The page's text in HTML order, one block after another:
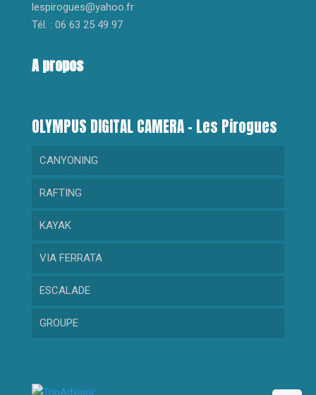
lespirogues@yahoo.fr
Tél. : 06 63 25 49 97
A propos
OLYMPUS DIGITAL CAMERA – Les Pirogues
CANYONING
RANDONNEE AQUATIQUE
GORGES DU LOUP
CRAMASSOURI
BARBAIRA
RIOLAN
RAFTING
RAFTING DECOUVERTE
RAFTING SPORTIF
KAYAK
KAYAK DECOUVERTE
KAYAK SPORTIF
VIA FERRATA
ESCALADE
GROUPE
Évènementiel – Comité d’entreprise